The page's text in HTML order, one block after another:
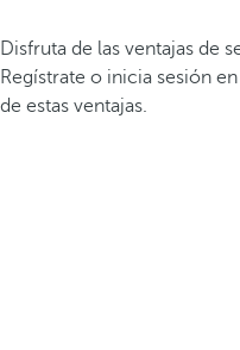
Disfruta de las ventajas de
Regístrate o inicia sesión
de estas ventajas.